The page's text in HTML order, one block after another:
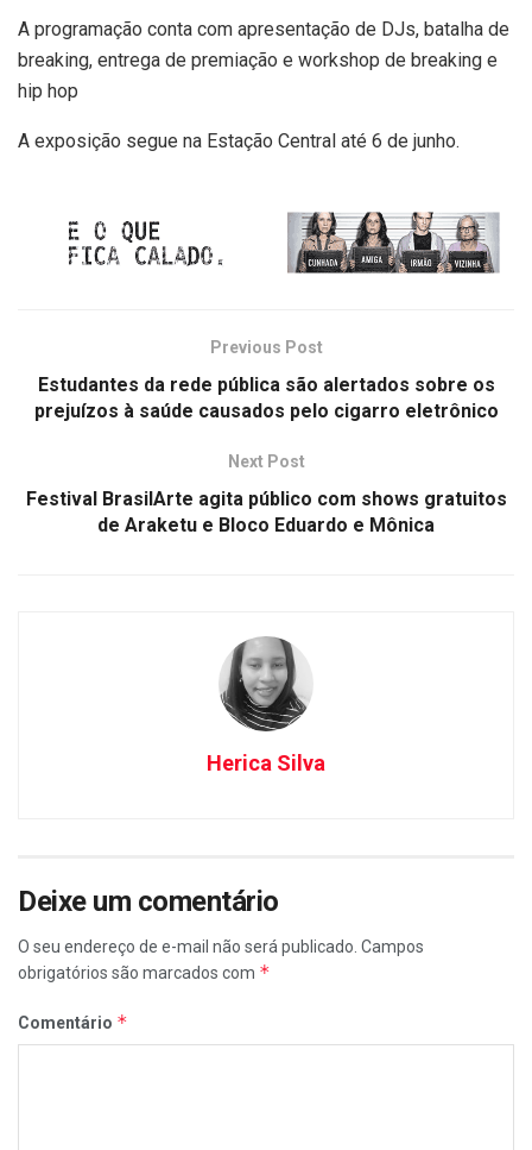
A programação conta com apresentação de DJs, batalha de
breaking, entrega de premiação e workshop de breaking e
hip hop
A exposição segue na Estação Central até 6 de junho.
Previous Post
Estudantes da rede pública são alertados sobre os
prejuízos à saúde causados pelo cigarro eletrônico
Next Post
Festival BrasilArte agita público com shows gratuitos
de Araketu e Bloco Eduardo e Mônica
Herica Silva
Deixe um comentário
O seu endereço de e-mail não será publicado. Campos
obrigatórios são marcados com *
Comentário *